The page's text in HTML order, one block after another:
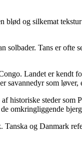
og silkemat
Tans er ofte
Landet er kendt
savannedyr som løver,
historiske steder som
omkringliggende
og Danmark